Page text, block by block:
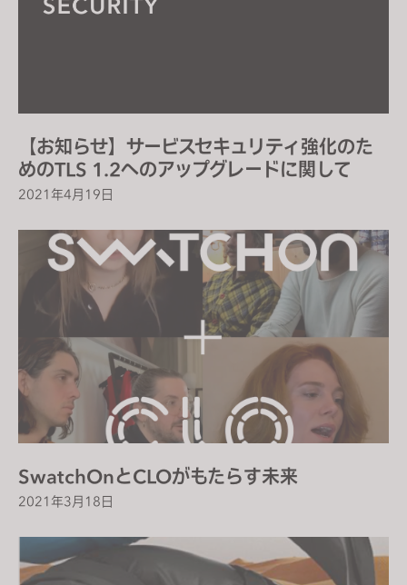
【お知らせ】サービスセキュリティ強化のた
めのTLS 1.2へのアップグレードに関して
2021年4月19日
SwatchOnとCLOがもたらす未来
2021年3月18日